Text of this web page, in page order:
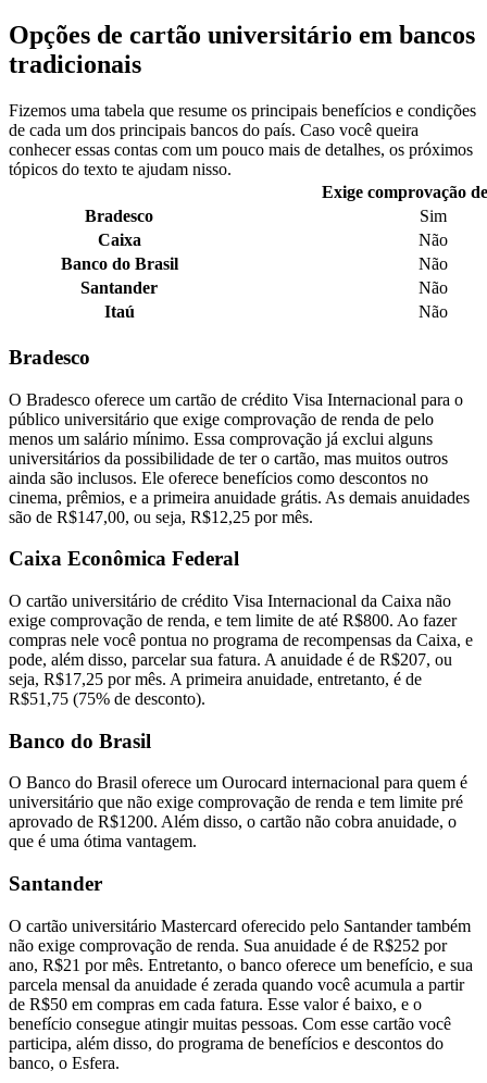
Opções de cartão universitário em bancos
tradicionais
Fizemos uma tabela que resume os principais benefícios e condições
de cada um dos principais bancos do país. Caso você queira
conhecer essas contas com um pouco mais de detalhes, os próximos
tópicos do texto te ajudam nisso.
Exige comprovação
Bradesco
Sim
Caixa
Não
Banco do Brasil
Não
Santander
Não
Itaú
Não
Bradesco
O Bradesco oferece um cartão de crédito Visa Internacional para o
público universitário que exige comprovação de renda de pelo
menos um salário mínimo. Essa comprovação já exclui alguns
universitários da possibilidade de ter o cartão, mas muitos outros
ainda são inclusos. Ele oferece benefícios como descontos no
cinema, prêmios, e a primeira anuidade grátis. As demais anuidades
são de R$147,00, ou seja, R$12,25 por mês.
Caixa Econômica Federal
O cartão universitário de crédito Visa Internacional da Caixa não
exige comprovação de renda, e tem limite de até R$800. Ao fazer
compras nele você pontua no programa de recompensas da Caixa, e
pode, além disso, parcelar sua fatura. A anuidade é de R$207, ou
seja, R$17,25 por mês. A primeira anuidade, entretanto, é de
R$51,75 (75% de desconto).
Banco do Brasil
O Banco do Brasil oferece um Ourocard internacional para quem é
universitário que não exige comprovação de renda e tem limite pré
aprovado de R$1200. Além disso, o cartão não cobra anuidade, o
que é uma ótima vantagem.
Santander
O cartão universitário Mastercard oferecido pelo Santander também
não exige comprovação de renda. Sua anuidade é de R$252 por
ano, R$21 por mês. Entretanto, o banco oferece um benefício, e sua
parcela mensal da anuidade é zerada quando você acumula a partir
de R$50 em compras em cada fatura. Esse valor é baixo, e o
benefício consegue atingir muitas pessoas. Com esse cartão você
participa, além disso, do programa de benefícios e descontos do
banco, o Esfera.